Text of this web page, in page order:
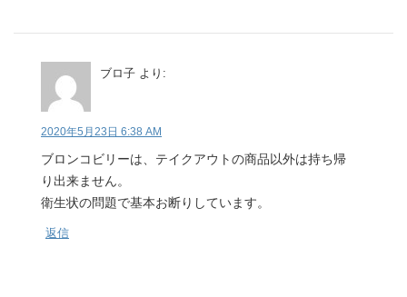
ブロ子 より:
2020年5月23日 6:38 AM
ブロンコビリーは、テイクアウトの商品以外は持ち帰
り出来ません。
衛生状の問題で基本お断りしています。
返信